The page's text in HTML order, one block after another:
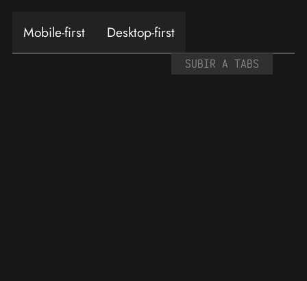
Mobile-first Desktop-first
SUBIR A TABS